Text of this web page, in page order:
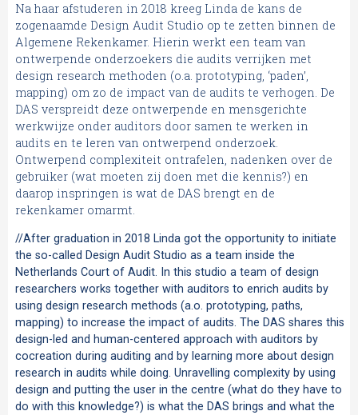
Na haar afstuderen in 2018 kreeg Linda de kans de
zogenaamde Design Audit Studio op te zetten binnen de
Algemene Rekenkamer. Hierin werkt een team van
ontwerpende onderzoekers die audits verrijken met
design research methoden (o.a. prototyping, ‘paden’,
mapping) om zo de impact van de audits te verhogen. De
DAS verspreidt deze ontwerpende en mensgerichte
werkwijze onder auditors door samen te werken in
audits en te leren van ontwerpend onderzoek.
Ontwerpend complexiteit ontrafelen, nadenken over de
gebruiker (wat moeten zij doen met die kennis?) en
daarop inspringen is wat de DAS brengt en de
rekenkamer omarmt.
//After graduation in 2018 Linda got the opportunity to initiate
the so-called Design Audit Studio as a team inside the
Netherlands Court of Audit. In this studio a team of design
researchers works together with auditors to enrich audits by
using design research methods (a.o. prototyping, paths,
mapping) to increase the impact of audits. The DAS shares this
design-led and human-centered approach with auditors by
cocreation during auditing and by learning more about design
research in audits while doing. Unravelling complexity by using
design and putting the user in the centre (what do they have to
do with this knowledge?) is what the DAS brings and what the